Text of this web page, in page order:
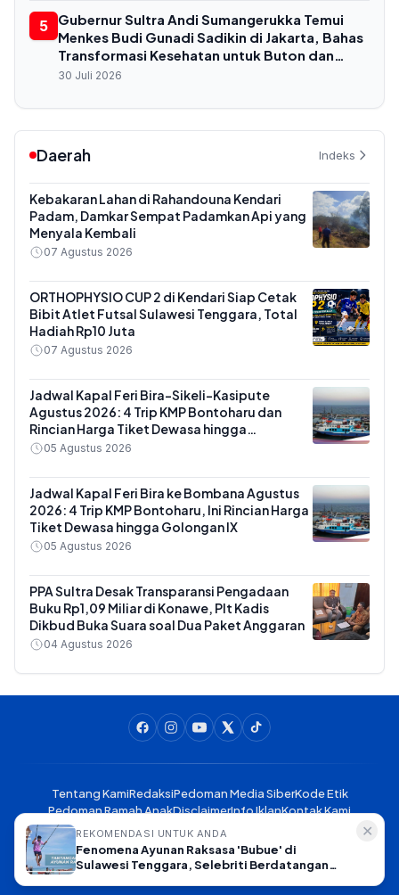
REKOMENDASI UNTUK ANDA
Fenomena Ayunan Raksasa 'Bubue' di
Sulawesi Tenggara, Selebriti Berdatangan
✕
5
Gubernur Sultra Andi Sumangerukka Temui
Menkes Budi Gunadi Sadikin di Jakarta, Bahas
Transformasi Kesehatan untuk Buton dan
Baubau
30 Juli 2026
Daerah Indeks
Kebakaran Lahan di Rahandouna Kendari
Padam, Damkar Sempat Padamkan Api yang
Menyala Kembali
07 Agustus 2026
ORTHOPHYSIO CUP 2 di Kendari Siap Cetak
Bibit Atlet Futsal Sulawesi Tenggara, Total
Hadiah Rp10 Juta
07 Agustus 2026
Jadwal Kapal Feri Bira-Sikeli-Kasipute
Agustus 2026: 4 Trip KMP Bontoharu dan
Rincian Harga Tiket Dewasa hingga
Kendaraan Golongan IX
05 Agustus 2026
Jadwal Kapal Feri Bira ke Bombana Agustus
2026: 4 Trip KMP Bontoharu, Ini Rincian Harga
Tiket Dewasa hingga Golongan IX
05 Agustus 2026
PPA Sultra Desak Transparansi Pengadaan
Buku Rp1,09 Miliar di Konawe, Plt Kadis
Dikbud Buka Suara soal Dua Paket Anggaran
04 Agustus 2026
Tentang KamiRedaksiPedoman Media SiberKode Etik
Pedoman Ramah AnakDisclaimerInfo IklanKontak Kami
Liputankendari.com - Meliput Kendari, Mengabarkan Sulawesi
Tenggara © 2025. All rights reserved.